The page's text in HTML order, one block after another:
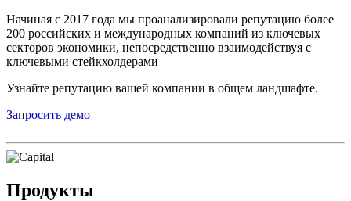
Начиная с 2017 года мы проанализировали репутацию более
200 российских и международных компаний из ключевых
секторов экономики, непосредственно взаимодействуя с
ключевыми стейкхолдерами
Узнайте репутацию вашей компании в общем ландшафте.
Запросить демо
Продукты